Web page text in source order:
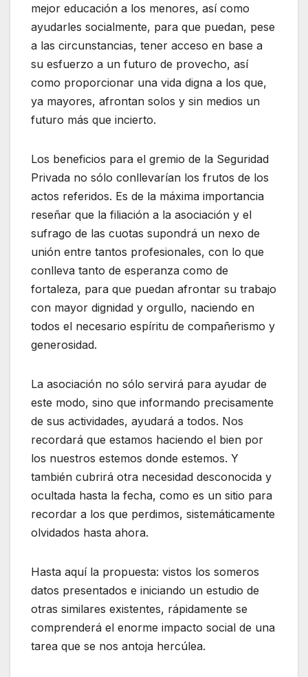
mejor educación a los menores, así como
ayudarles socialmente, para que puedan, pese
a las circunstancias, tener acceso en base a
su esfuerzo a un futuro de provecho, así
como proporcionar una vida digna a los que,
ya mayores, afrontan solos y sin medios un
futuro más que incierto.
Los beneficios para el gremio de la Seguridad
Privada no sólo conllevarían los frutos de los
actos referidos. Es de la máxima importancia
reseñar que la filiación a la asociación y el
sufrago de las cuotas supondrá un nexo de
unión entre tantos profesionales, con lo que
conlleva tanto de esperanza como de
fortaleza, para que puedan afrontar su trabajo
con mayor dignidad y orgullo, naciendo en
todos el necesario espíritu de compañerismo y
generosidad.
La asociación no sólo servirá para ayudar de
este modo, sino que informando precisamente
de sus actividades, ayudará a todos. Nos
recordará que estamos haciendo el bien por
los nuestros estemos donde estemos. Y
también cubrirá otra necesidad desconocida y
ocultada hasta la fecha, como es un sitio para
recordar a los que perdimos, sistemáticamente
olvidados hasta ahora.
Hasta aquí la propuesta: vistos los someros
datos presentados e iniciando un estudio de
otras similares existentes, rápidamente se
comprenderá el enorme impacto social de una
tarea que se nos antoja hercúlea.